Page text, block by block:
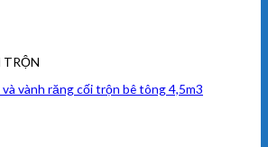
TRỘN
vành răng cối trộn bê tông 4,5m3